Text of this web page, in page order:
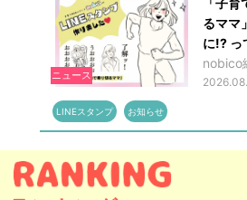
ニュース
「子
るママ
に!? っ
nobico
LINEスタンプ お知らせ